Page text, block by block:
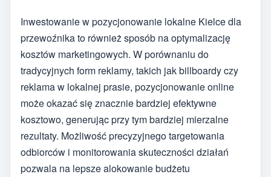
Inwestowanie w pozycjonowanie lokalne Kielce dla
przewoźnika to również sposób na optymalizację
kosztów marketingowych. W porównaniu do
tradycyjnych form reklamy, takich jak billboardy czy
reklama w lokalnej prasie, pozycjonowanie online
może okazać się znacznie bardziej efektywne
kosztowo, generując przy tym bardziej mierzalne
rezultaty. Możliwość precyzyjnego targetowania
odbiorców i monitorowania skuteczności działań
pozwala na lepsze alokowanie budżetu